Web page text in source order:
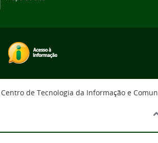
Centro de Tecnologia da Informação e